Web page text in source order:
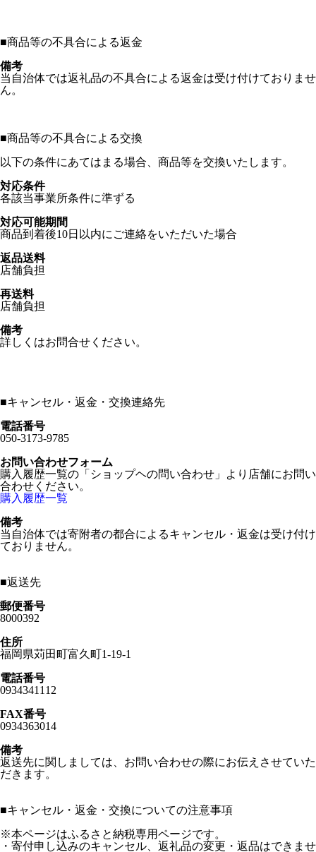
■商品等の不具合による返金
備考
当自治体では返礼品の不具合による返金は受け付けておりませ
ん。
■商品等の不具合による交換
以下の条件にあてはまる場合、商品等を交換いたします。
対応条件
各該当事業所条件に準ずる
対応可能期間
商品到着後10日以内にご連絡をいただいた場合
返品送料
店舗負担
再送料
店舗負担
備考
詳しくはお問合せください。
■キャンセル・返金・交換連絡先
電話番号
050-3173-9785
お問い合わせフォーム
購入履歴一覧の「ショップヘの問い合わせ」より店舗にお問い
合わせください。
購入履歴一覧
備考
当自治体では寄附者の都合によるキャンセル・返金は受け付け
ておりません。
■返送先
郵便番号
8000392
住所
福岡県苅田町富久町1-19-1
電話番号
0934341112
FAX番号
0934363014
備考
返送先に関しましては、お問い合わせの際にお伝えさせていた
だきます。
■キャンセル・返金・交換についての注意事項
※本ページはふるさと納税専用ページです。
・寄付申し込みのキャンセル、返礼品の変更・返品はできませ